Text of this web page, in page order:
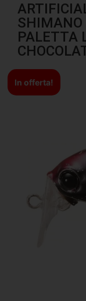
SHIMANO
PALETTA
In offerta!